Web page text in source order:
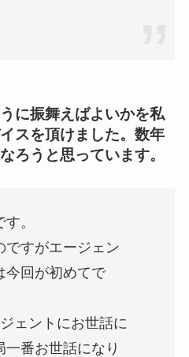
に振舞えばよいかを私
スを頂けました。数年
ろうと思っています。
。
ですがエージェン
今回が初めてで
ェントにお世話に
番お世話になり